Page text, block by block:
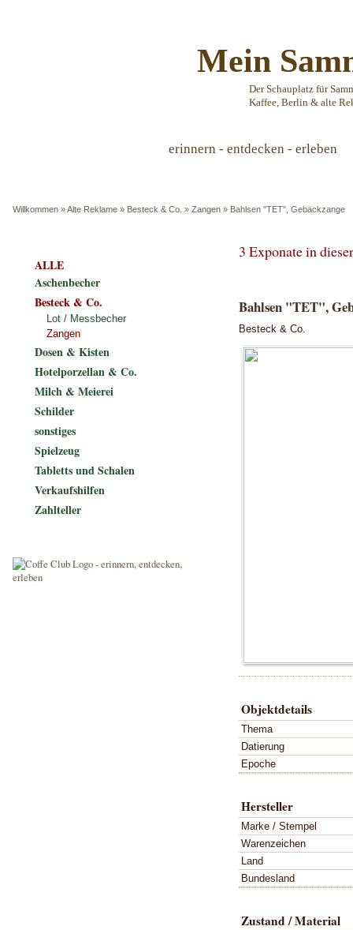
Mein
Der Schauplatz für
Kaffee, Berlin & alte
erinnern - entdecken - erleben
Willkommen »Alte Reklame » Besteck & Co. » Zangen » Bahlsen "TET", Gebäckzange
3 Exponate in
Bahlsen "TET",
Besteck & Co.
Objektdetails
Thema
Datierung
Epoche
Hersteller
Marke / Stempel
Warenzeichen
Land
Bundesland
Zustand / Material
ALLE
Aschenbecher
Besteck & Co.
Lot / Messbecher
Zangen
Dosen & Kisten
Hotelporzellan & Co.
Milch & Meierei
Schilder
sonstiges
Spielzeug
Tabletts und Schalen
Verkaufshilfen
Zahlteller